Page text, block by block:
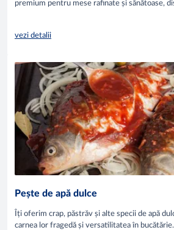
premium pentru mese rafinate și sănătoase,
vezi detalii
Pește de apă dulce
Îți oferim crap, păstrăv și alte specii de apă
carnea lor fragedă și versatilitatea în